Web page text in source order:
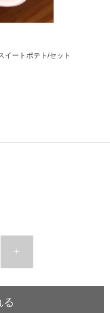
イートポテト/セット
+
る